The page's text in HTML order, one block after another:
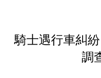
騎士遇行車糾
調